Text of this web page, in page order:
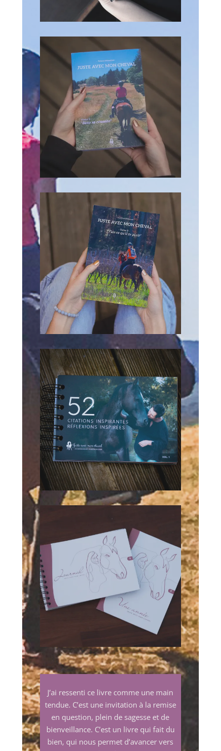
J’ai ressenti ce livre comme une main
tendue. C’est une invitation à la remise
en question, plein de sagesse et de
bienveillance. C’est un livre qui fait du
bien, qui nous permet d’avancer vers